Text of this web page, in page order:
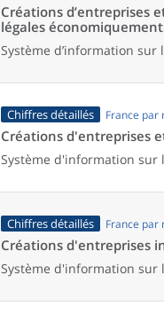
Créations d’entreprises
légales
Système d’information sur
Chiffres détaillés France par
Créations d'entreprises
Système d'information sur
Chiffres détaillés France par
Créations d'entreprises
Système d'information sur